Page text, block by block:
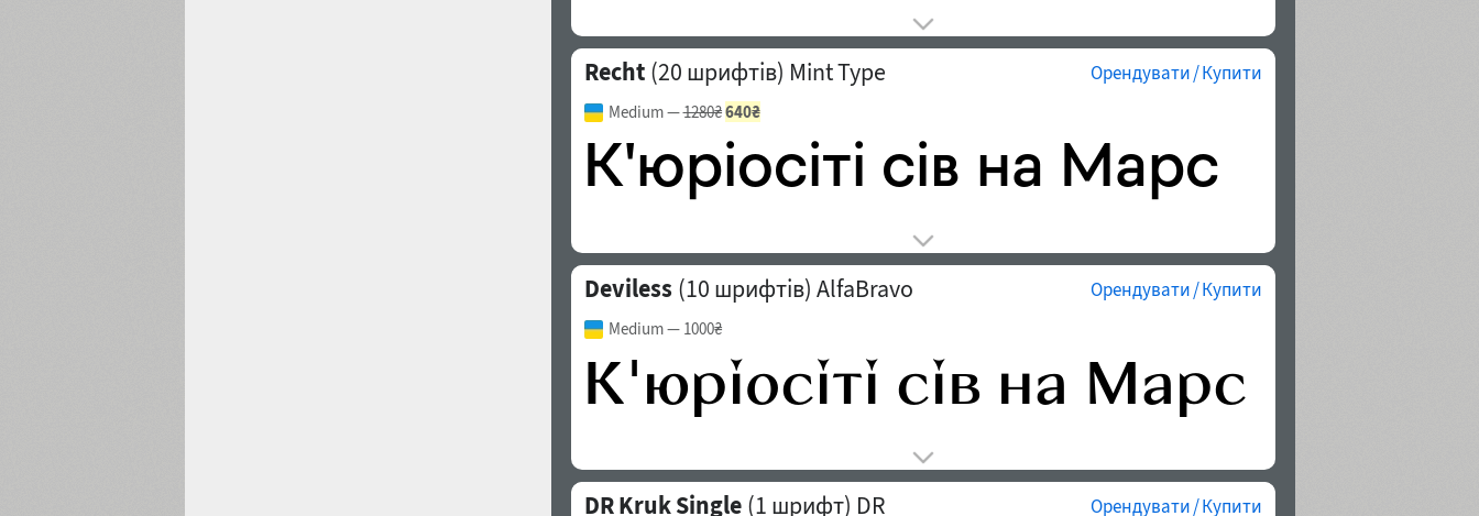
Recht (20 шрифтів) Mint Type Орендувати / Купити
Medium—1280₴640₴
Deviless (10 шрифтів) AlfaBravo Орендувати / Купити
Medium— 1000₴
DR Kruk Single (1 шрифт) DR Орендувати / Купити